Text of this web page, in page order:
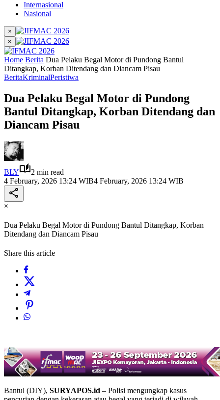
Internasional
Nasional
×
×
Home Berita Dua Pelaku Begal Motor di Pundong Bantul
Ditangkap, Korban Ditendang dan Diancam Pisau
BeritaKriminalPeristiwa
Dua Pelaku Begal Motor di Pundong
Bantul Ditangkap, Korban Ditendang dan
Diancam Pisau
BLY
2 min read
4 February, 2026 13:24 WIB4 February, 2026 13:24 WIB
×
Dua Pelaku Begal Motor di Pundong Bantul Ditangkap, Korban
Ditendang dan Diancam Pisau
Share this article
Bantul (DIY), SURYAPOS.id – Polisi mengungkap kasus